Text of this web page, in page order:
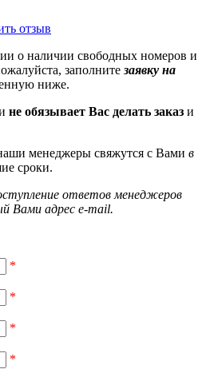
отзыв
о наличии свободных номеров и
заполнитезаявку на
ниже.
не обязывает Вас делать заказ и
менеджеры свяжутся с Вами в
сроки.
ответов менеджеров
Вами адрес e-mail.
*
*
*
*